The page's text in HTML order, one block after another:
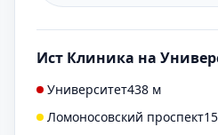
Ист Клиника на
Университет438 м
Ломоносовский проспект